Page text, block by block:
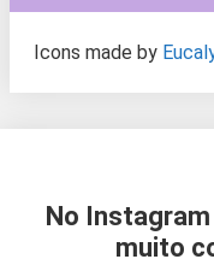
Icons made by
No
muito